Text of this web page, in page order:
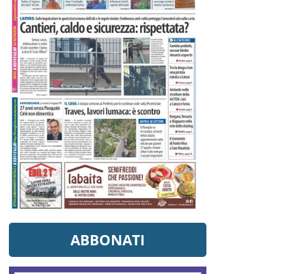
ABBONATI